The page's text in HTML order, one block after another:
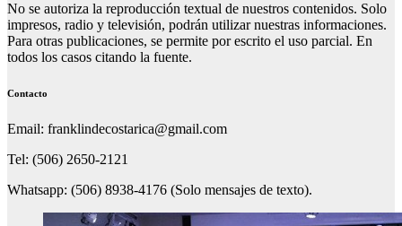
No se autoriza la reproducción textual de nuestros contenidos. Solo
impresos, radio y televisión, podrán utilizar nuestras informaciones.
Para otras publicaciones, se permite por escrito el uso parcial. En
todos los casos citando la fuente.
Contacto
Email: franklindecostarica@gmail.com
Tel: (506) 2650-2121
Whatsapp: (506) 8938-4176 (Solo mensajes de texto).